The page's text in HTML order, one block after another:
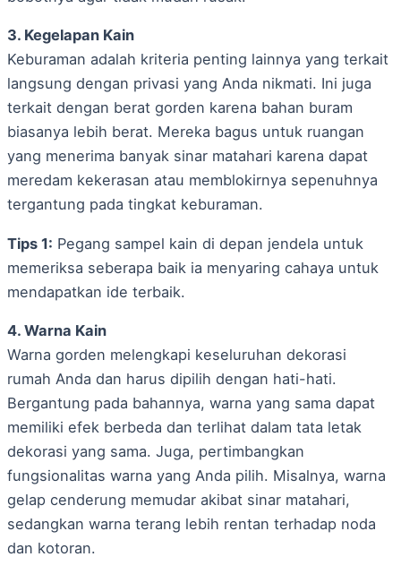
3. Kegelapan Kain
Keburaman adalah kriteria penting lainnya yang terkait
langsung dengan privasi yang Anda nikmati. Ini juga
terkait dengan berat gorden karena bahan buram
biasanya lebih berat. Mereka bagus untuk ruangan
yang menerima banyak sinar matahari karena dapat
meredam kekerasan atau memblokirnya sepenuhnya
tergantung pada tingkat keburaman.
Tips 1: Pegang sampel kain di depan jendela untuk
memeriksa seberapa baik ia menyaring cahaya untuk
mendapatkan ide terbaik.
4. Warna Kain
Warna gorden melengkapi keseluruhan dekorasi
rumah Anda dan harus dipilih dengan hati-hati.
Bergantung pada bahannya, warna yang sama dapat
memiliki efek berbeda dan terlihat dalam tata letak
dekorasi yang sama. Juga, pertimbangkan
fungsionalitas warna yang Anda pilih. Misalnya, warna
gelap cenderung memudar akibat sinar matahari,
sedangkan warna terang lebih rentan terhadap noda
dan kotoran.